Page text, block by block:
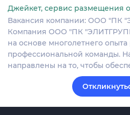
Джейкет, сервис размещения
Вакансия компании: ООО "ПК
Компания ООО "ПК
на основе многолетнего опыта
профессиональной команды.
направлены на то, чтобы